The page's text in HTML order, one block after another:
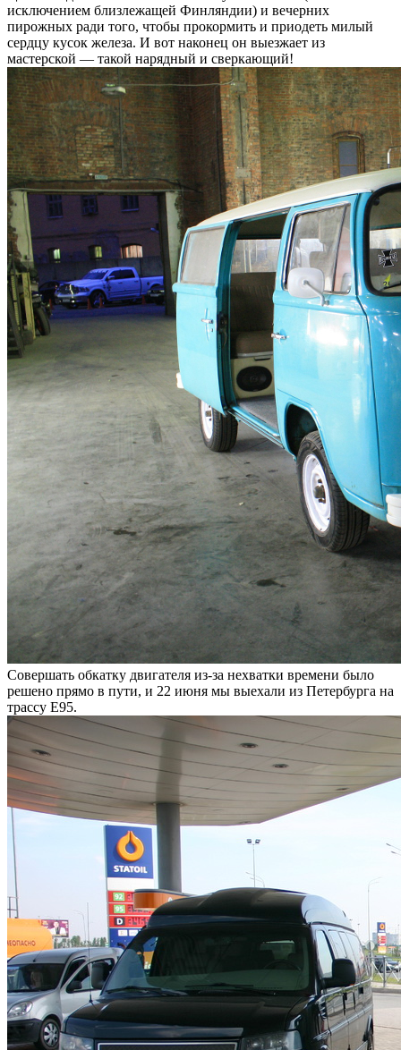
исключением близлежащей Финляндии) и вечерних
пирожных ради того, чтобы прокормить и приодеть милый
сердцу кусок железа. И вот наконец он выезжает из
мастерской — такой нарядный и сверкающий!
Совершать обкатку двигателя из-за нехватки времени было
решено прямо в пути, и 22 июня мы выехали из Петербурга на
трассу Е95.